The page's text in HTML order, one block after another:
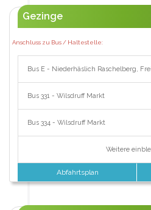
Gezinge
Anschluss zu Bus / Haltestelle:
Bus E - Niederhäslich Raschelberg,
Bus 331 - Wilsdruff Markt
Bus 334 - Wilsdruff Markt
Weitere
Abfahrtsplan